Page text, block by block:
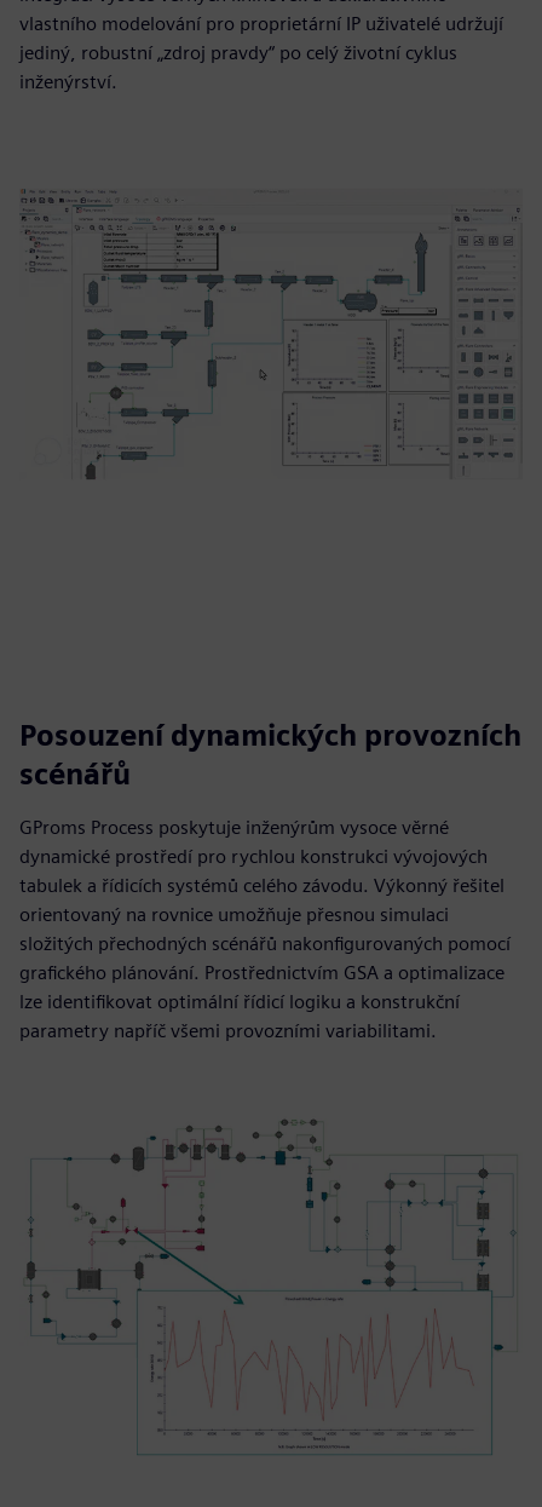
vlastního modelování pro proprietární IP uživatelé udržují
jediný, robustní „zdroj pravdy“ po celý životní cyklus
inženýrství.
Posouzení dynamických provozních
scénářů
GProms Process poskytuje inženýrům vysoce věrné
dynamické prostředí pro rychlou konstrukci vývojových
tabulek a řídicích systémů celého závodu. Výkonný řešitel
orientovaný na rovnice umožňuje přesnou simulaci
složitých přechodných scénářů nakonfigurovaných pomocí
grafického plánování. Prostřednictvím GSA a optimalizace
lze identifikovat optimální řídicí logiku a konstrukční
parametry napříč všemi provozními variabilitami.